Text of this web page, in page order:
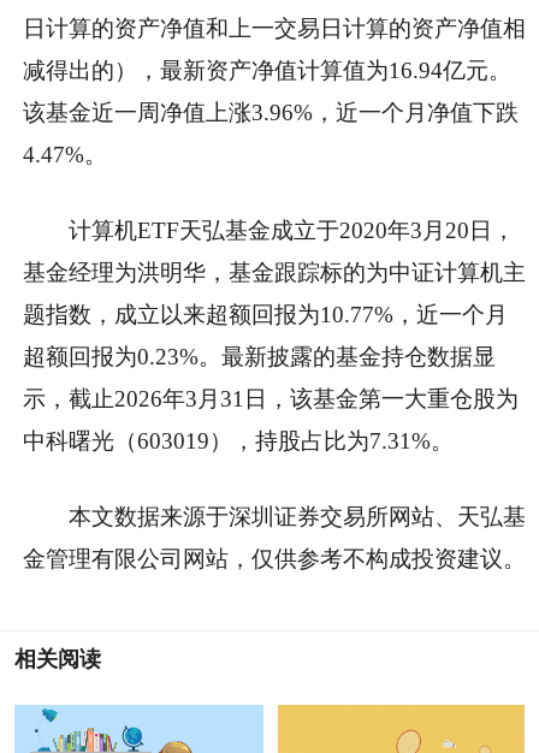
日计算的资产净值和上一交易日计算的资产净值相
减得出的），最新资产净值计算值为16.94亿元。
该基金近一周净值上涨3.96%，近一个月净值下跌
4.47%。
计算机ETF天弘基金成立于2020年3月20日，
基金经理为洪明华，基金跟踪标的为中证计算机主
题指数，成立以来超额回报为10.77%，近一个月
超额回报为0.23%。最新披露的基金持仓数据显
示，截止2026年3月31日，该基金第一大重仓股为
中科曙光（603019），持股占比为7.31%。
本文数据来源于深圳证券交易所网站、天弘基
金管理有限公司网站，仅供参考不构成投资建议。
相关阅读